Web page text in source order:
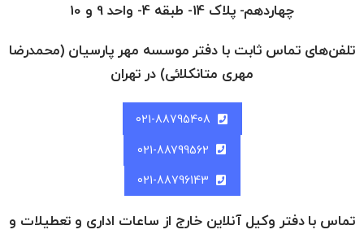
چهاردهم- پلاک 14- طبقه 4- واحد 9 و 10
تلفن‌های تماس ثابت با دفتر موسسه مهر پارسیان (محمدرضا
مهری متانکلائی) در تهران
021-88795408
021-88799562
021-88796143
تماس با دفتر وکیل آنلاین خارج از ساعات اداری و تعطیلات و